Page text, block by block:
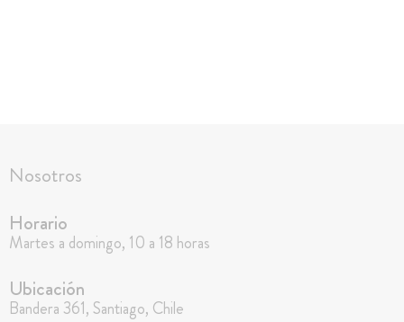
Nosotros
Horario
Martes a domingo, 10 a 18 horas
Ubicación
Bandera 361, Santiago, Chile